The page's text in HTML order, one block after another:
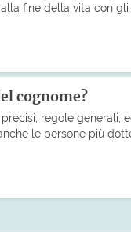
fine della vita con
cognome?
regole generali,
le persone più